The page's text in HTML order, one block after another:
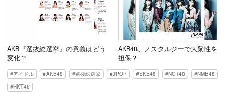
AKB『選抜総選挙』の意義はどう
変化？
AKB48、ノスタルジーで大衆性を
担保？
アイドル AKB48 選抜総選挙 JPOP SKE48 NGT48
NMB48
HKT48